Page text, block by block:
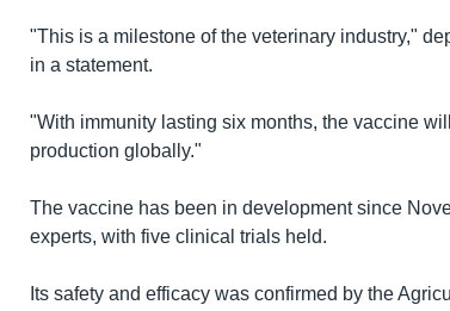
"This is a milestone of the veterinary industry,"
in a statement.
"With immunity lasting six months, the vaccine
production globally."
The vaccine has been in development since
experts, with five clinical trials held.
Its safety and efficacy was confirmed by the